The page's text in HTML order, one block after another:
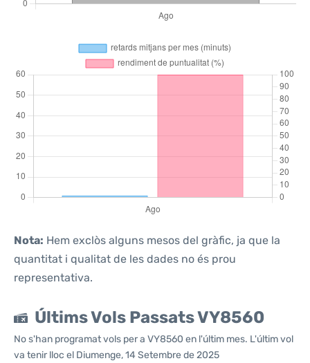
Nota: Hem exclòs alguns mesos del gràfic, ja que la
quantitat i qualitat de les dades no és prou
representativa.
Últims Vols Passats VY8560
No s'han programat vols per a VY8560 en l'últim mes. L'últim vol
va tenir lloc el Diumenge, 14 Setembre de 2025